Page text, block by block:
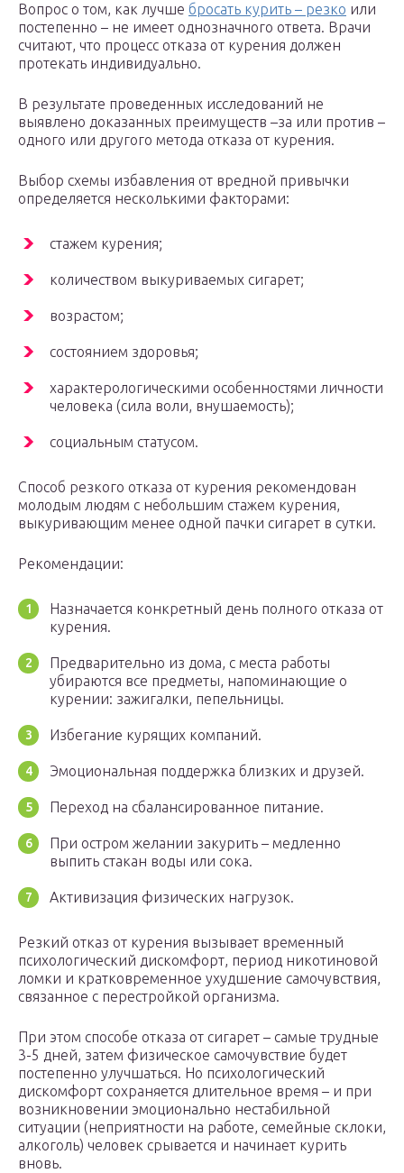
Вопрос о том, как лучше бросать курить – резко или
постепенно – не имеет однозначного ответа. Врачи
считают, что процесс отказа от курения должен
протекать индивидуально.
В результате проведенных исследований не
выявлено доказанных преимуществ –за или против –
одного или другого метода отказа от курения.
Выбор схемы избавления от вредной привычки
определяется несколькими факторами:
стажем курения;
количеством выкуриваемых сигарет;
возрастом;
состоянием здоровья;
характерологическими особенностями личности
человека (сила воли, внушаемость);
социальным статусом.
Способ резкого отказа от курения рекомендован
молодым людям с небольшим стажем курения,
выкуривающим менее одной пачки сигарет в сутки.
Рекомендации:
Назначается конкретный день полного отказа от
курения.
Предварительно из дома, с места работы
убираются все предметы, напоминающие о
курении: зажигалки, пепельницы.
Избегание курящих компаний.
Эмоциональная поддержка близких и друзей.
Переход на сбалансированное питание.
При остром желании закурить – медленно
выпить стакан воды или сока.
Активизация физических нагрузок.
Резкий отказ от курения вызывает временный
психологический дискомфорт, период никотиновой
ломки и кратковременное ухудшение самочувствия,
связанное с перестройкой организма.
При этом способе отказа от сигарет – самые трудные
3-5 дней, затем физическое самочувствие будет
постепенно улучшаться. Но психологический
дискомфорт сохраняется длительное время – и при
возникновении эмоционально нестабильной
ситуации (неприятности на работе, семейные склоки,
алкоголь) человек срывается и начинает курить
вновь.